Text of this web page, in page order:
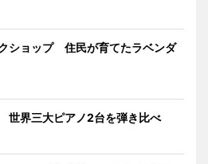
ショップ 住民が育てたラベンダ
界三大ピアノ2台を弾き比べ